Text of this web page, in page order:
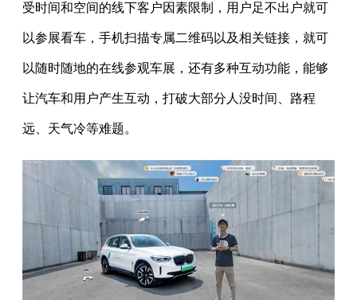
受时间和空间的线下客户因素限制，用户足不出户就可
以参展看车，手机扫描专属二维码以及相关链接，就可
以随时随地的在线参观车展，还有多种互动功能，能够
让汽车和用户产生互动，打破大部分人没时间、路程
远、天气冷等难题。